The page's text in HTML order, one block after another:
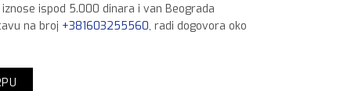
iznose ispod 5.000 dinara i van Beograda
na broj +381603255560, radi dogovora oko
kg količina